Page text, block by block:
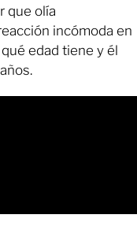
que olía
incómoda en
edad tiene y él